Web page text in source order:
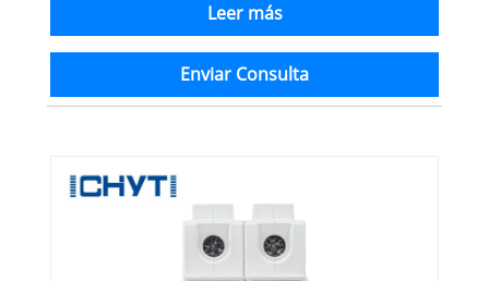
Leer más
Enviar Consulta